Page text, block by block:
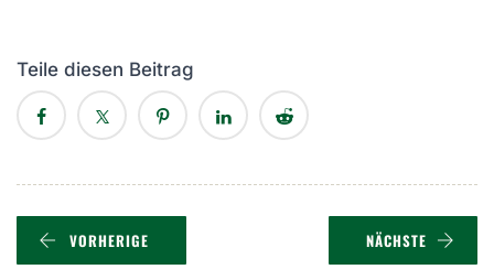
Teile diesen Beitrag
VORHERIGE NÄCHSTE